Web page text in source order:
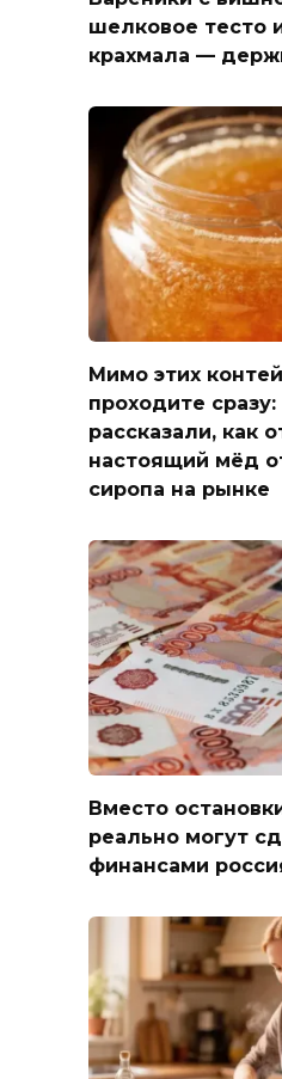
шелковое тесто
крахмала —
Мимо этих
проходите
рассказали, как
настоящий мёд
сиропа на рынке
Вместо
реально могут
финансами